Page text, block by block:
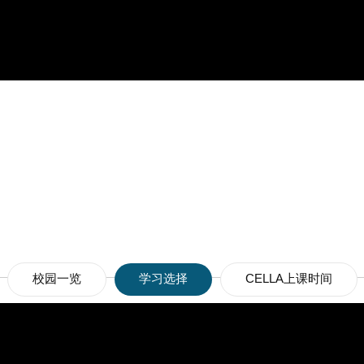
校园一览 学习选择 CELLA上课时间